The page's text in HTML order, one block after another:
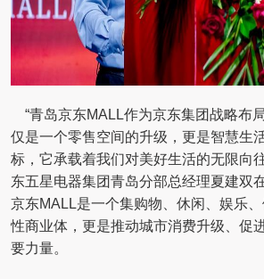
“青岛京东MALL作为京东集团战略布
仅是一个零售空间的升级，更是智慧生
标，它承载着我们对美好生活的无限向
东五星电器集团青岛分部总经理夏建双
京东MALL是一个集购物、休闲、娱乐
性商业体，更是推动城市消费升级、促
要力量。